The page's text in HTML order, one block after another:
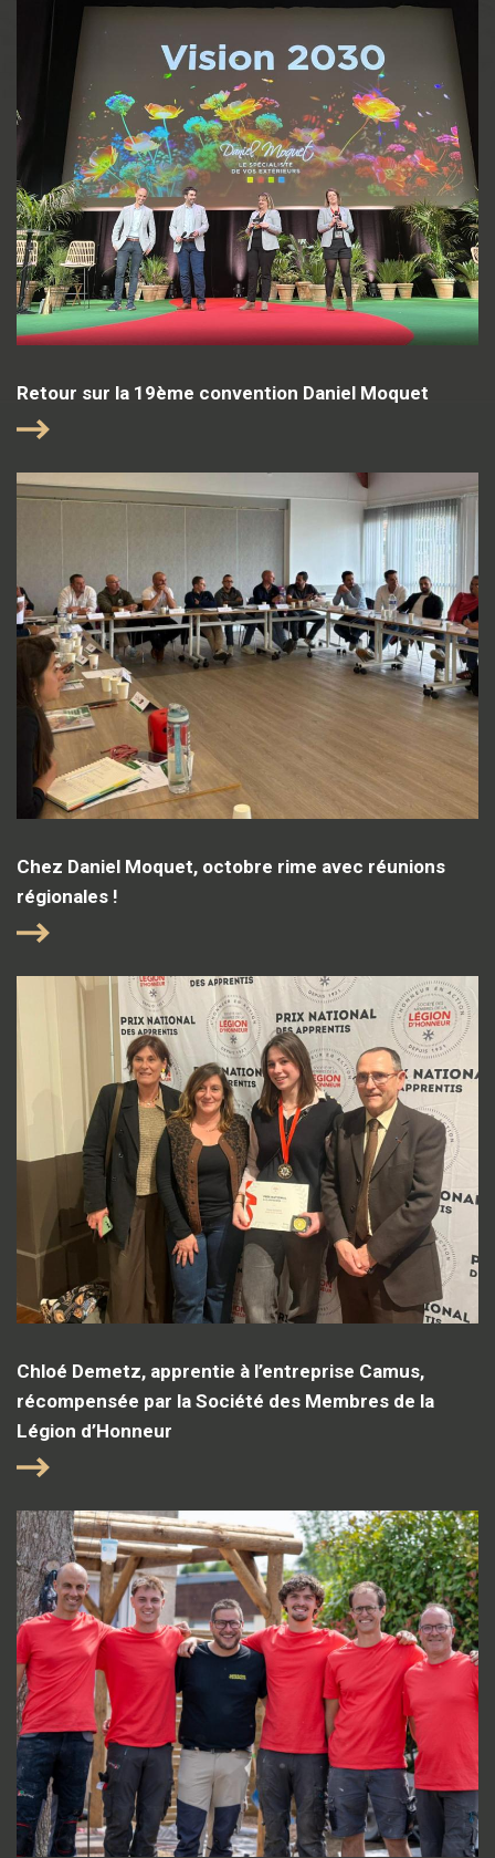
Retour sur la 19ème convention Daniel Moquet
Chez Daniel Moquet, octobre rime avec réunions
régionales !
Chloé Demetz, apprentie à l’entreprise Camus,
récompensée par la Société des Membres de la
Légion d’Honneur